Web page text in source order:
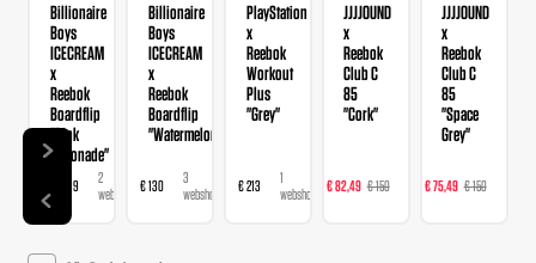
Billionaire
Boys
ICECREAM
x
Reebok
Boardflip
"Pink
Lemonade"
€ 159,99
2
webshops
Billionaire
Boys
ICECREAM
x
Reebok
Boardflip
"Watermelon"
€ 130
3
webshops
PlayStation
x
Reebok
Workout
Plus
"Grey"
€ 213
1
webshop
JJJJOUND
x
Reebok
Club C
85
"Cork"
€ 82,49 € 150
webshop
JJJJOUND
x
Reebok
Club C
85
"Space
Grey"
€ 75,49 € 150